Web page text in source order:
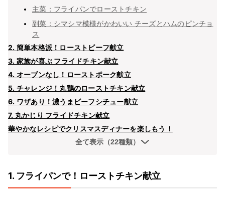
主菜：フライパンでローストチキン
副菜：シマシマ模様がかわいい チーズとハムのピンチョ
ス
2. 簡単本格派！ローストビーフ献立
3. 家族が喜ぶ フライドチキン献立
4. オーブンなし！ローストポーク献立
5. チャレンジ！丸鶏のローストチキン献立
6. ワザあり！濃うまビーフシチュー献立
7. 丸かじり フライドチキン献立
華やかなレシピでクリスマスディナーを楽しもう！
全て表示（22種類）
1. フライパンで！ローストチキン献立